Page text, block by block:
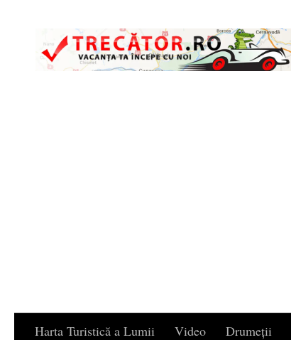
Harta Turistică a Lumii Video Drumeții